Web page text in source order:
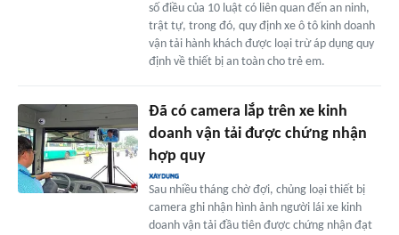
số điều của 10 luật có liên quan đến an ninh,
trật tự, trong đó, quy định xe ô tô kinh doanh
vận tải hành khách được loại trừ áp dụng quy
định về thiết bị an toàn cho trẻ em.
Đã có camera lắp trên xe kinh
doanh vận tải được chứng nhận
hợp quy
Sau nhiều tháng chờ đợi, chủng loại thiết bị
camera ghi nhận hình ảnh người lái xe kinh
doanh vận tải đầu tiên được chứng nhận đạt